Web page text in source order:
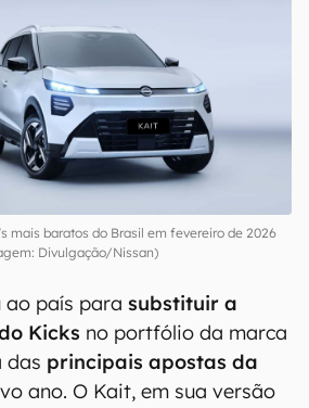
de5 SUVs mais baratos do
de 2026com o modelo que
ao mercado verde-
Kait.